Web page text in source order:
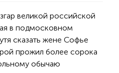
великой российской
в подмосковном
сказать жене Софье
прожил более сорока
обычаю